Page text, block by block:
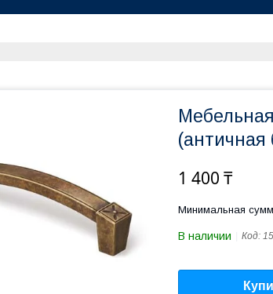
(античная
1 400 ₸
Минимальная
В наличии Код: